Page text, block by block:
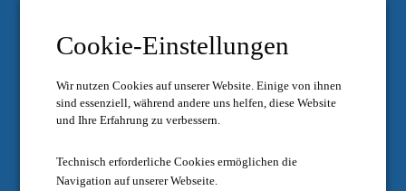
Cookie-Einstellungen
Wir nutzen Cookies auf unserer Website.Einige von ihnen
sind essenziell, während andere uns helfen, diese Website
und Ihre Erfahrung zu verbessern.
Technisch erforderliche Cookies ermöglichen die
Navigation auf unserer Webseite.